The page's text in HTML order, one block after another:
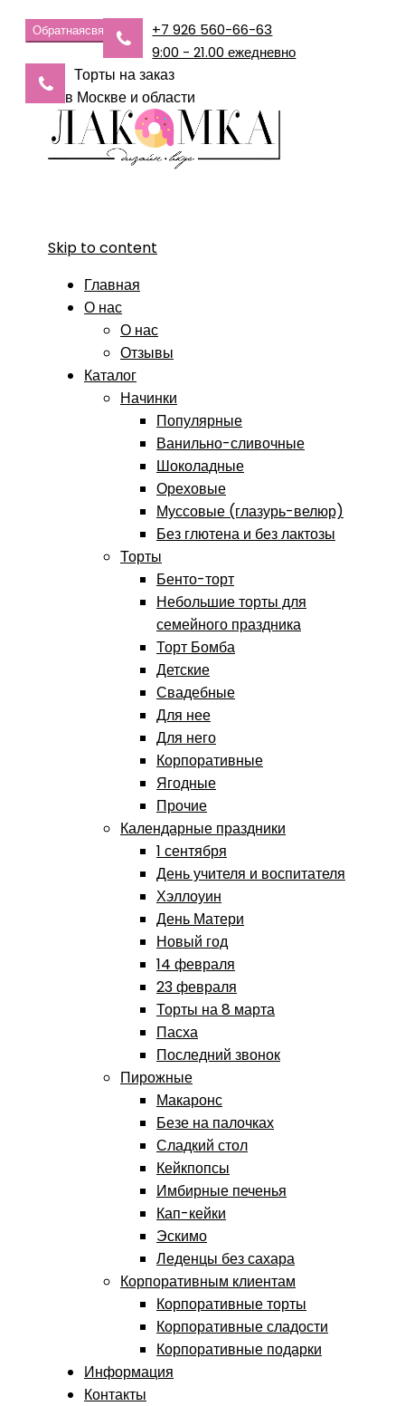
Обратнаясвязь
+7 926 560-66-63
9:00 - 21.00 ежедневно
Торты на заказ
в Москве и области
Skip to content
Главная
О нас
О нас
Отзывы
Каталог
Начинки
Популярные
Ванильно-сливочные
Шоколадные
Ореховые
Муссовые (глазурь-велюр)
Без глютена и без лактозы
Торты
Бенто-торт
Небольшие торты для
семейного праздника
Торт Бомба
Детские
Свадебные
Для нее
Для него
Корпоративные
Ягодные
Прочие
Календарные праздники
1 сентября
День учителя и воспитателя
Хэллоуин
День Матери
Новый год
14 февраля
23 февраля
Торты на 8 марта
Пасха
Последний звонок
Пирожные
Макаронс
Безе на палочках
Сладкий стол
Кейкпопсы
Имбирные печенья
Кап-кейки
Эскимо
Леденцы без сахара
Корпоративным клиентам
Корпоративные торты
Корпоративные сладости
Корпоративные подарки
Информация
Контакты